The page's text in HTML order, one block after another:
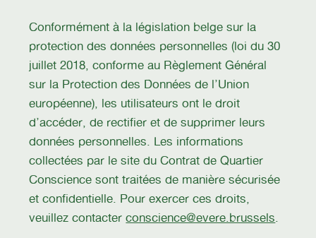
Conformément à la législation belge sur la
protection des données personnelles (loi du 30
juillet 2018, conforme au Règlement Général
sur la Protection des Données de l’Union
européenne), les utilisateurs ont le droit
d’accéder, de rectifier et de supprimer leurs
données personnelles. Les informations
collectées par le site du Contrat de Quartier
Conscience sont traitées de manière sécurisée
et confidentielle. Pour exercer ces droits,
veuillez contacterconscience@evere.brussels.